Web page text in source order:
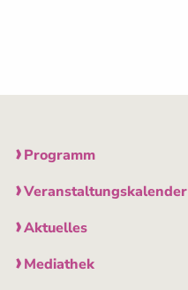
Programm
Veranstaltungskalender
Aktuelles
Mediathek